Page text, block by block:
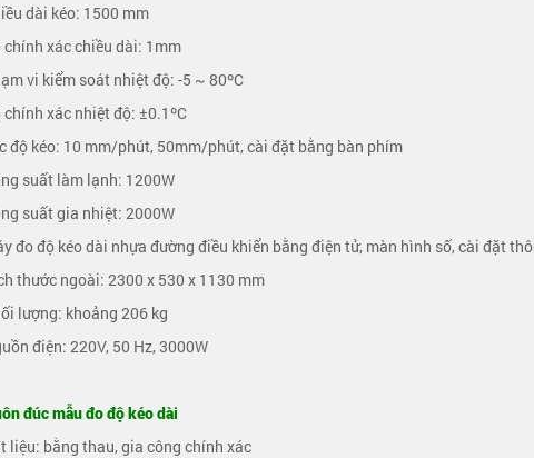
dài kéo: 1500 mm
chính xác chiều dài: 1mm
vi kiểm soát nhiệt độ: -5 ~ 80ºC
chính xác nhiệt độ: ±0.1ºC
độ kéo: 10 mm/phút, 50mm/phút, cài đặt bằng bàn phím
suất làm lạnh: 1200W
suất gia nhiệt: 2000W
đo độ kéo dài nhựa đường điều khiển bằng điện tử, màn hình số, cài đặt
thước ngoài: 2300 x 530 x 1130 mm
lượng: khoảng 206 kg
điện: 220V, 50 Hz, 3000W
đúc mẫu đo độ kéo dài
liệu: bằng thau, gia công chính xác